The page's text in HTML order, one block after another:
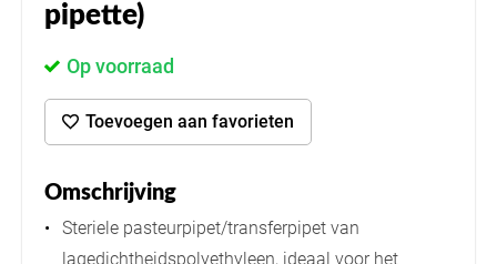
pipette)
Op voorraad
Toevoegen aan favorieten
Omschrijving
Steriele pasteurpipet/transferpipet van
lagedichtheidspolyethyleen, ideaal voor het